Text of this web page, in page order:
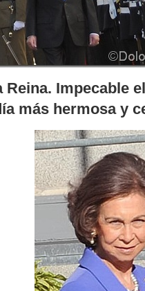
Reina. Impecable
más hermosa y